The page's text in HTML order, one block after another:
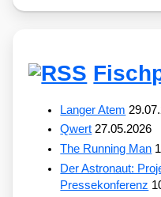
Langer Atem
Qwert 27.05.2026
The Running Man
Der Astronaut:
Pressekonferenz